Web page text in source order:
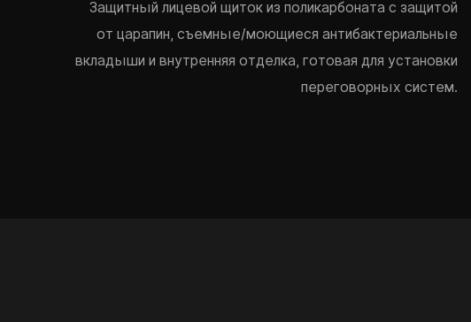
Защитный лицевой щиток из поликарбоната с защитой
от царапин, съемные/моющиеся антибактериальные
вкладыши и внутренняя отделка, готовая для установки
переговорных систем.